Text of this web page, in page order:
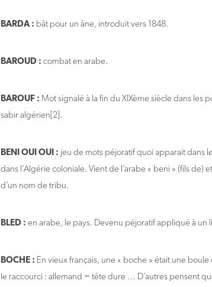
BARDA : bât pour un âne, introduit vers 1848.
BAROUD : combat en arabe.
BAROUF : Mot signalé à la fin du XIXème siècle dans les
sabir algérien[2].
BENI OUI OUI : jeu de mots péjoratif quoi apparait dans
dans l’Algérie coloniale. Vient de l’arabe « beni » (fils
d’un nom de tribu.
BLED : en arabe, le pays. Devenu péjoratif appliqué à un
BOCHE : En vieux français, une « boche » était une
le raccourci : allemand = tête dure … D’autres pensent